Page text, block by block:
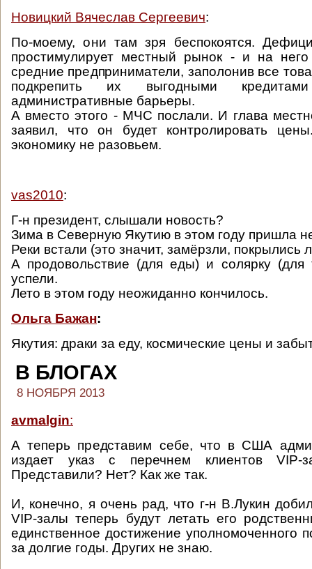
Новицкий Вячеслав Сергеевич:
По-моему, они там зря беспокоятся.
простимулирует местный рынок - и на
средние предприниматели, заполонив все
подкрепить их выгодными
административные барьеры.
А вместо этого - МЧС послали. И глава
заявил, что он будет контролировать
экономику не разовьем.
vas2010:
Г-н президент, слышали новость?
Зима в Северную Якутию в этом году пришла
Реки встали (это значит, замёрзли, покрылись
А продовольствие (для еды) и солярку (для
успели.
Лето в этом году неожиданно кончилось.
Ольга Бажан:
Якутия: драки за еду, космические цены и
В БЛОГАХ
8 НОЯБРЯ 2013
avmalgin:
А теперь представим себе, что в США
издает указ с перечнем клиентов VIP-
Представили? Нет? Как же так.
И, конечно, я очень рад, что г-н В.Лукин
VIP-залы теперь будут летать его
единственное достижение уполномоченного
за долгие годы. Других не знаю.